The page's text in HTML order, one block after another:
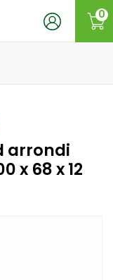
0
arrondi
x 68 x 12